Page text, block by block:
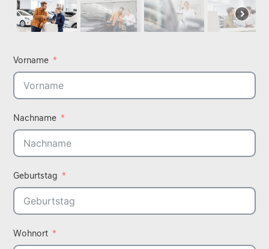
Vorname
Nachname
Geburtstag
Wohnort